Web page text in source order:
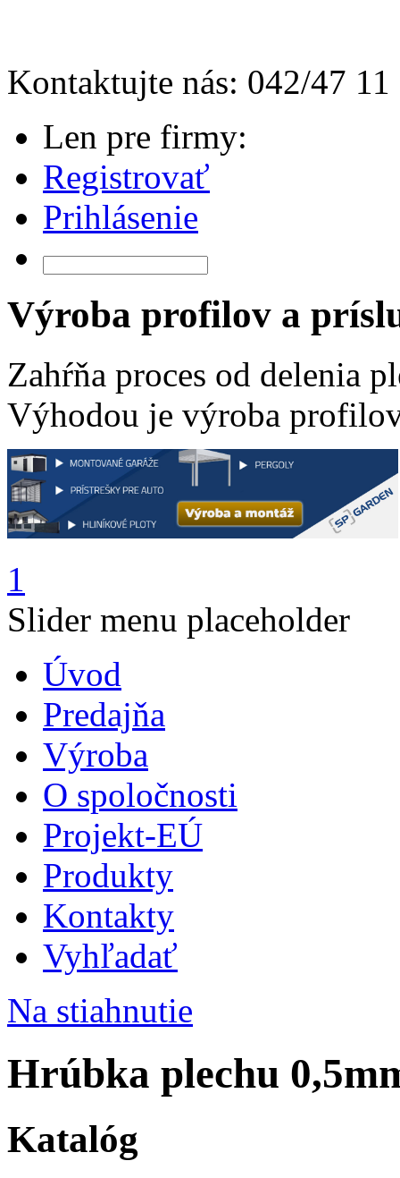
Kontaktujte nás: 042/47 11
Len pre firmy:
Registrovať
Prihlásenie
Výroba profilov a
Zahŕňa proces od delenia
Výhodou je výroba
1
Slider menu placeholder
Úvod
Predajňa
Výroba
O spoločnosti
Projekt-EÚ
Produkty
Kontakty
Vyhľadať
Na stiahnutie
Hrúbka plechu
Katalóg